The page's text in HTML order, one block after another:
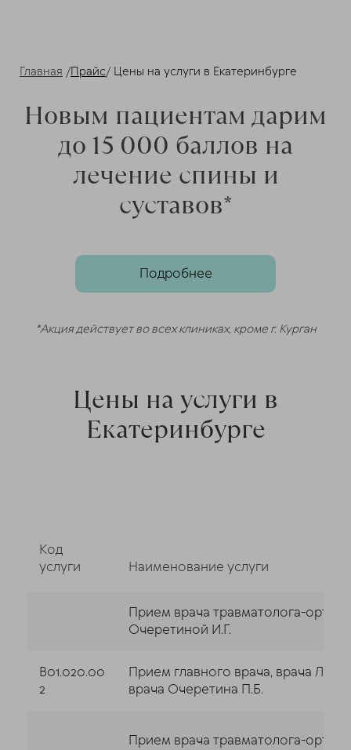
Главная /Прайс/ Цены на услуги в Екатеринбурге
Новым пациентам дарим
до 15 000 баллов на
лечение спины и
суставов*
Подробнее
*Акция действует во всех клиниках, кроме г. Курган
Цены на услуги в
Екатеринбурге
Код
услуги
Наименование услуги
Прием врача травматолога-
Очеретиной И.Г.
B01.020.00
2
Прием главного врача, врача ЛФК,
врача Очеретина П.Б.
Прием врача травматолога-